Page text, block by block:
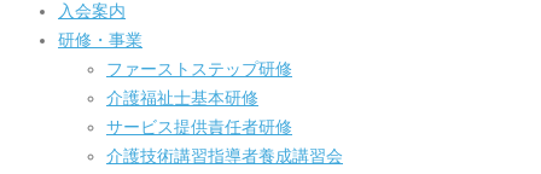
入会案内
研修・事業
ファーストステップ研修
介護福祉士基本研修
サービス提供責任者研修
介護技術講習指導者養成講習会